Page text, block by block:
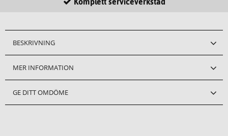
BESKRIVNING
MER INFORMATION
GE DITT OMDÖME